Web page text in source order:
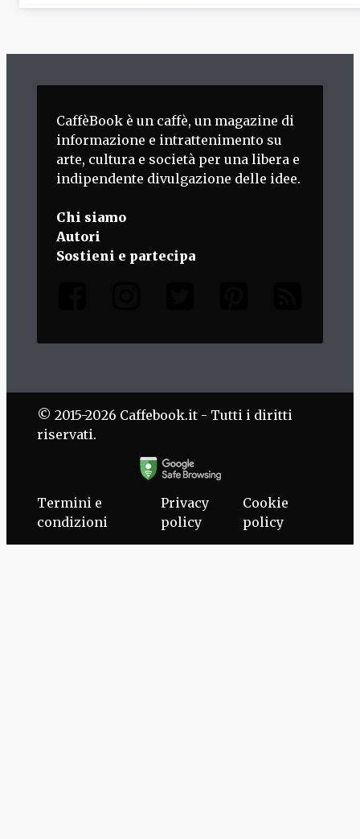
CaffèBook è un caffè, un magazine di
informazione e intrattenimento su
arte, cultura e società per una libera e
indipendente divulgazione delle idee.
Chi siamo
Autori
Sostieni e partecipa
© 2015-2026 Caffebook.it - Tutti i diritti
riservati.
Termini e
condizioni
Privacy
policy
Cookie
policy